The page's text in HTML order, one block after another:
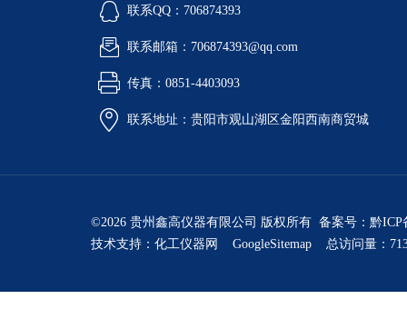
联系QQ：706874393
联系邮箱：706874393@qq.com
传真：0851-4403093
联系地址：贵阳市观山湖区金阳西南商贸城
©2026 贵州鑫高仪器有限公司 版权所有 备案号： 黔ICP
技术支持： 化工仪器网 GoogleSitemap 总访问量：